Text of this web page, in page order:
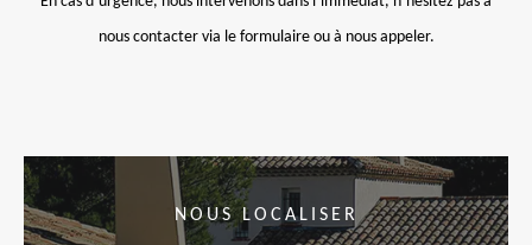
nous contacter via le formulaire ou à nous appeler.
NOUS LOCALISER